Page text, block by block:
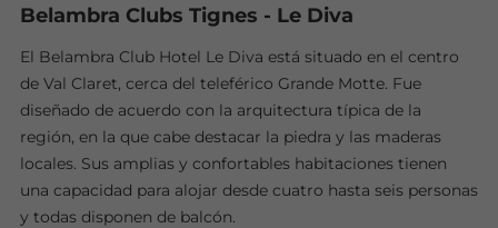
Belambra Clubs Tignes - Le Diva
El Belambra Club Hotel Le Diva está situado en el centro
de Val Claret, cerca del teleférico Grande Motte. Fue
diseñado de acuerdo con la arquitectura típica de la
región, en la que cabe destacar la piedra y las maderas
locales. Sus amplias y confortables habitaciones tienen
una capacidad para alojar desde cuatro hasta seis personas
y todas disponen de balcón.